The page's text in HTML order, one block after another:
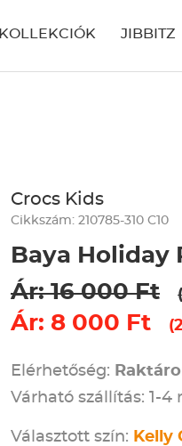
KOLLEKCIÓK JIBBITZ
Crocs Kids
Cikkszám: 210785-310 C10
Baya Holiday
Ár: 16 000 Ft
Ár: 8 000 Ft
Elérhetőség:
Várható szállítás: 1-4
Választott szín: Kelly